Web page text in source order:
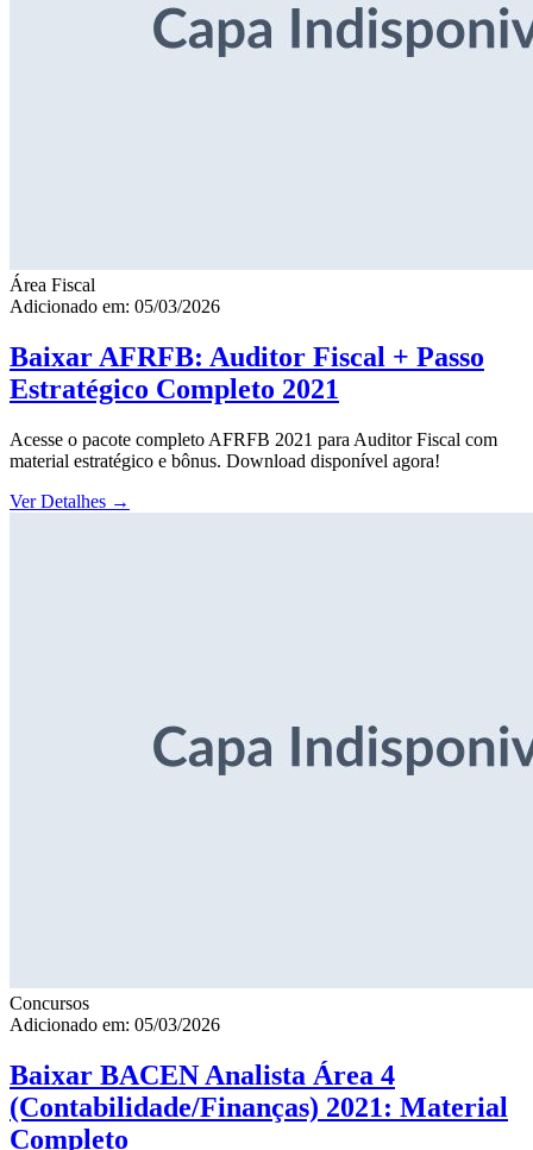
Área Fiscal
Adicionado em: 05/03/2026
Baixar AFRFB: Auditor Fiscal + Passo
Estratégico Completo 2021
Acesse o pacote completo AFRFB 2021 para Auditor Fiscal com
material estratégico e bônus. Download disponível agora!
Ver Detalhes →
Concursos
Adicionado em: 05/03/2026
Baixar BACEN Analista Área 4
(Contabilidade/Finanças) 2021: Material
Completo